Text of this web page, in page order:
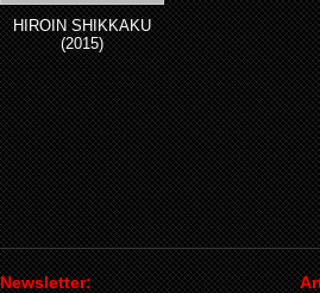
HIROIN SHIKKAKU
(2015)
Newsletter: